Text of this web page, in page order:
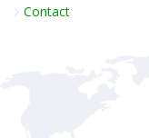
Contact